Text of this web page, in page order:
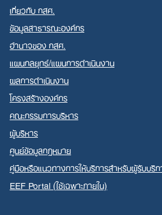
เกี่ยวกับ กสศ.
ข้อมูลสาธารณะองค์กร
อำนาจของ กสศ.
แผนกลยุทธ์/แผนการดำเนินงาน
ผลการดำเนินงาน
โครงสร้างองค์กร
คณะกรรมการบริหาร
ผู้บริหาร
ศูนย์ข้อมูลกฎหมาย
คู่มือหรือแนวทางการให้บริการสำหรับผู้รับบ
EEF Portal (ใช้เฉพาะภายใน)